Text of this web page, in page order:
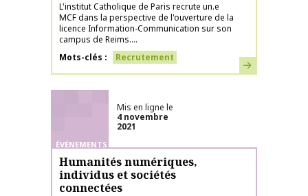
L'institut Catholique de Paris recrute un.e
MCF dans la perspective de l'ouverture de la
licence Information-Communication sur son
campus de Reims....
Mots-clés
Recrutement En savoir plus
ÉVÉNEMENTS
Mis en ligne le
4 novembre
2021
Humanités numériques,
individus et sociétés
connectées